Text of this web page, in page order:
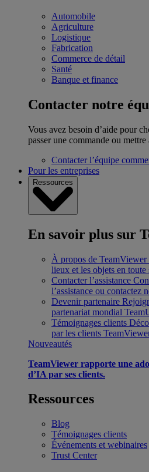
Automobile
Agriculture
Logistique
Fabrication
Commerce de détail
Santé
Banque et finance
Contacter notre
Vous avez besoin d’aide pour
passer une commande ou
Contacter l’équipe
Pour les entreprises
Ressources
En savoir plus sur
À propos de TeamViewer
lieux et les objets en toute
Contacter l’assistance
l’assistance ou contactez
Devenir partenaire
partenariat mondial
Témoignages clients
par les clients
Nouveautés
TeamViewer rapporte une
d’IA par ses clients.
Ressources
Blog
Témoignages clients
Événements et webinaires
Trust Center